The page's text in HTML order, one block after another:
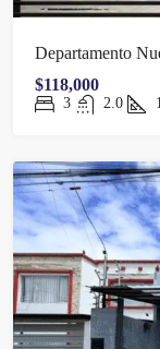
Departamento
$118,000
3 2.0